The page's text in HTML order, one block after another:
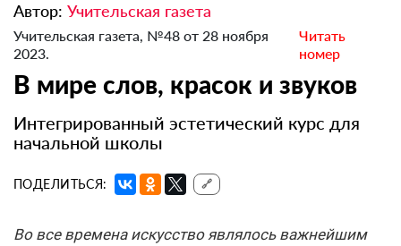
Автор: Учительская газета
Учительская газета, №48 от 28 ноября
2023.
Читать
номер
В мире слов, красок и звуков
Интегрированный эстетический курс для
начальной школы
ПОДЕЛИТЬСЯ: 🔗
Во все времена искусство являлось важнейшим